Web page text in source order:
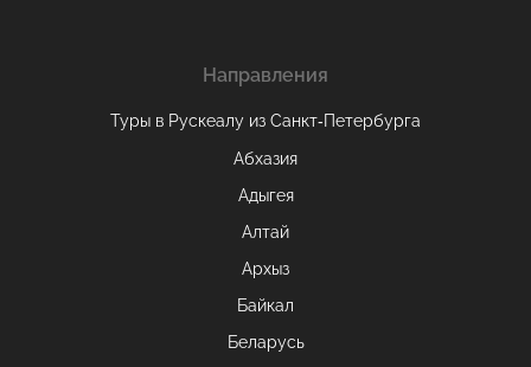
Направления
Туры в Рускеалу из Санкт‑Петербурга
Абхазия
Адыгея
Алтай
Архыз
Байкал
Беларусь